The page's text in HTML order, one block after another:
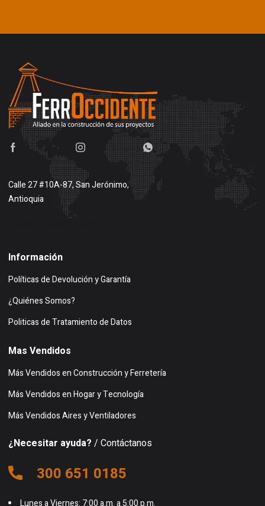
Calle 27 #10A-87, San Jerónimo,
Antioquia
Información
Políticas de Devolución y Garantía
¿Quiénes Somos?
Politicas de Tratamiento de Datos
Mas Vendidos
Más Vendidos en Construcción y Ferretería
Más Vendidos en Hogar y Tecnología
Más Vendidos Aires y Ventiladores
¿Necesitar ayuda? / Contáctanos
300 651 0185
Lunes a Viernes: 7:00 a.m. a 5:00 p.m.